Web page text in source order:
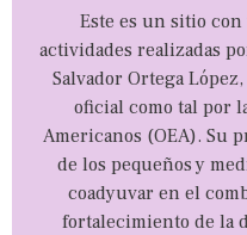
Este es un sitio
actividades realizadas
Salvador Ortega
oficial como tal por
Americanos (OEA). Su
de los pequeños y
coadyuvar en el
fortalecimiento de la